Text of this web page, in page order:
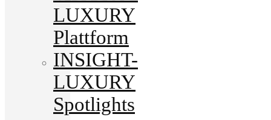
LUXURY
Plattform
INSIGHT-
LUXURY
Spotlights